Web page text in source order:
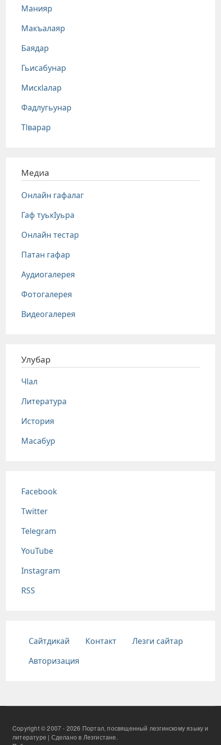
Манияр
Макъалаяр
Баядар
Гьисабунар
Мискlалар
Фадлугьунар
Тlварар
Медиа
Онлайн гафалаг
Гаф туькIуьра
Онлайн тестар
Патан гафар
Аудиогалерея
Фотогалерея
Видеогалерея
Улубар
Чlал
Литература
История
Масабур
Соц сети
Facebook
Twitter
Telegram
YouTube
Instagram
RSS
Подвал
Сайтдикай Контакт
Лезги сайтар
Авторизация
Copyright © 2007 - 2026 Портал, посвященный лезгинскому языку и
литературе | Сделано в Лезгистане.